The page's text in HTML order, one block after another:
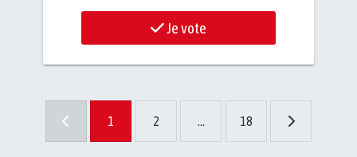
Je vote
1 2 ... 18